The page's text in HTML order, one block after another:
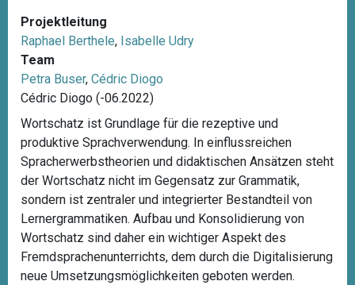
Projektleitung
Raphael Berthele, Isabelle Udry
Team
Petra Buser, Cédric Diogo
Cédric Diogo (-06.2022)
Wortschatz ist Grundlage für die rezeptive und
produktive Sprachverwendung. In einflussreichen
Spracherwerbstheorien und didaktischen Ansätzen steht
der Wortschatz nicht im Gegensatz zur Grammatik,
sondern ist zentraler und integrierter Bestandteil von
Lernergrammatiken. Aufbau und Konsolidierung von
Wortschatz sind daher ein wichtiger Aspekt des
Fremdsprachenunterrichts, dem durch die Digitalisierung
neue Umsetzungsmöglichkeiten geboten werden.